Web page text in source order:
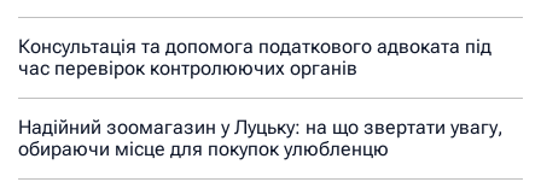
Консультація та допомога податкового адвоката під
час перевірок контролюючих органів
Надійний зоомагазин у Луцьку: на що звертати увагу,
обираючи місце для покупок улюбленцю